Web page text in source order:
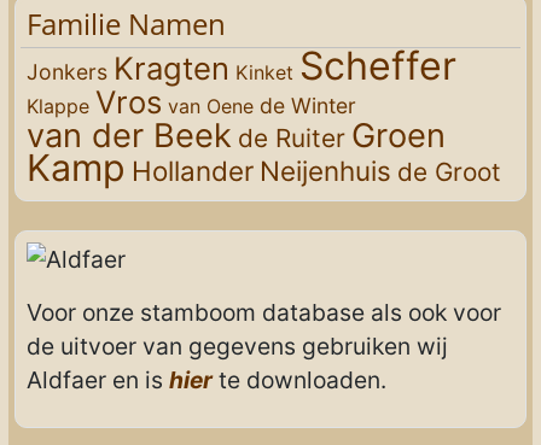
Familie Namen
Jonkers Kragten Kinket Scheffer
Klappe Vros van Oene de Winter
van der Beek de Ruiter Groen
Kamp Hollander Neijenhuis de Groot
Voor onze stamboom database als ook voor
de uitvoer van gegevens gebruiken wij
Aldfaer en is hierte downloaden.